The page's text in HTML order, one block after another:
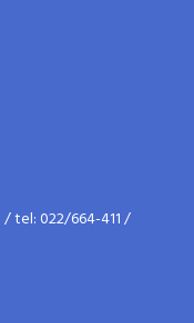
/ tel: 022/664-411 /